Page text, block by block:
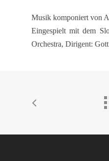
Musik komponiert von
Eingespielt mit dem
Orchestra, Dirigent: